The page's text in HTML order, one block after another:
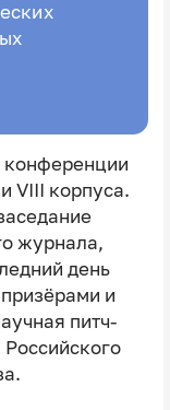
конференции
VIII корпуса.
журнала,
день
и
питч-